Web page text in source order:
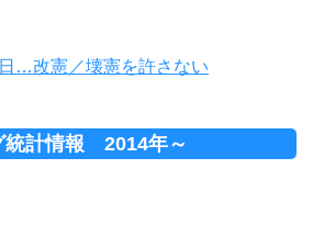
…改憲／壊憲を許さない
統計情報 2014年～